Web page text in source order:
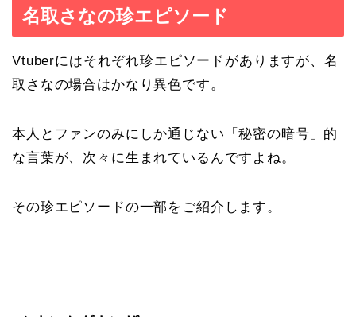
名取さなの珍エピソード
Vtuberにはそれぞれ珍エピソードがありますが、名
取さなの場合はかなり異色です。
本人とファンのみにしか通じない「秘密の暗号」的
な言葉が、次々に生まれているんですよね。
その珍エピソードの一部をご紹介します。